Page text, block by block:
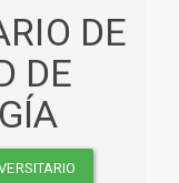
DE
DE